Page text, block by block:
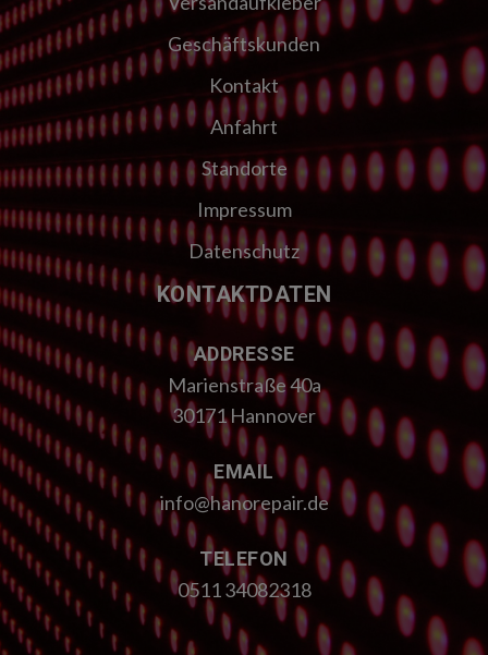
Geschäftskunden
Kontakt
Anfahrt
Standorte
Impressum
Datenschutz
KONTAKTDATEN
ADDRESSE
Marienstraße 40a
30171 Hannover
EMAIL
info@hanorepair.de
TELEFON
0511 34082318